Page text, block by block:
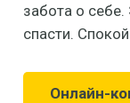
забота о
спасти.
Онлайн-